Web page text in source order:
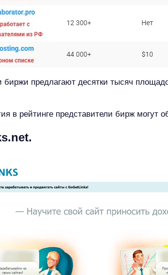
предлагают десятки тысяч
в рейтинге представители бирж могут